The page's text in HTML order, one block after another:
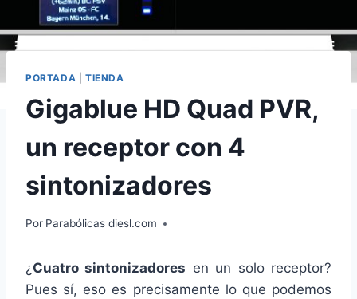
PORTADA TIENDA
Gigablue HD Quad PVR,
un receptor con 4
sintonizadores
Por Parabólicas diesl.com
¿ Cuatro sintonizadores en un solo receptor?
Pues sí, eso es precisamente lo que podemos